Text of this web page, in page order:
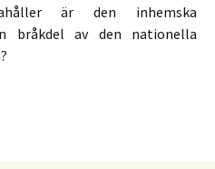
är den inhemska
bråkdel av den nationella